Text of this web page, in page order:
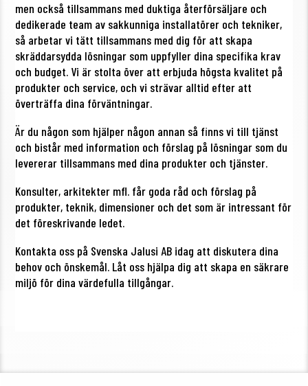
men också tillsammans med duktiga återförsäljare och
dedikerade team av sakkunniga installatörer och tekniker,
så arbetar vi tätt tillsammans med dig för att skapa
skräddarsydda lösningar som uppfyller dina specifika krav
och budget. Vi är stolta över att erbjuda högsta kvalitet på
produkter och service, och vi strävar alltid efter att
överträffa dina förväntningar.
Är du någon som hjälper någon annan så finns vi till tjänst
och bistår med information och förslag på lösningar som du
levererar tillsammans med dina produkter och tjänster.
Konsulter, arkitekter mfl. får goda råd och förslag på
produkter, teknik, dimensioner och det som är intressant för
det föreskrivande ledet.
Kontakta oss på Svenska Jalusi AB idag att diskutera dina
behov och önskemål. Låt oss hjälpa dig att skapa en säkrare
miljö för dina värdefulla tillgångar.